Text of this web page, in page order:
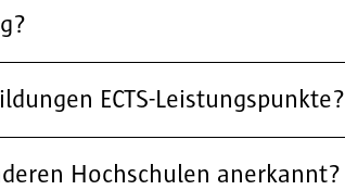
ECTS-Leistungspunkte?
Hochschulen anerkannt?